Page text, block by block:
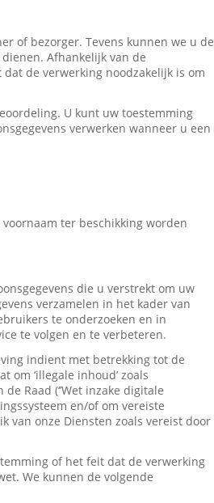
of bezorger. Tevens kunnen we u de
Afhankelijk van de
de verwerking noodzakelijk is om
U kunt uw toestemming
verwerken wanneer u een
ter beschikking worden
die u verstrekt om uw
verzamelen in het kader van
te onderzoeken en in
te volgen en te verbeteren.
indient met betrekking tot de
om ‘illegale inhoud’ zoals
Raad (‘’Wet inzake digitale
en/of om vereiste
van onze Diensten zoals vereist door
of het feit dat de verwerking
We kunnen de volgende